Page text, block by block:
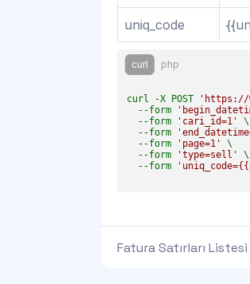
uniq_code
curl php
curl -X POST 'https://
  --form
  --form
'cari_id=1'
\
  --form
  --form
'page=1'
\
  --form
'type=sell'
\
  --form
Fatura Satırları Listesi